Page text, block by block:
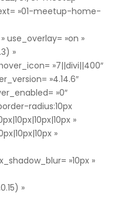
»01-meetup-home-
use_overlay= »on »
»
»7||divi||400″
»4.14.6″
»0″
radius:10px
»
»
»10px »
»